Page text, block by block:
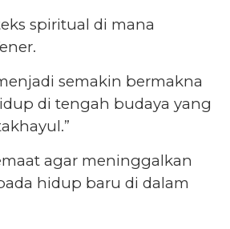
spiritual di mana
semakin bermakna
di tengah budaya yang
agar meninggalkan
hidup baru di dalam